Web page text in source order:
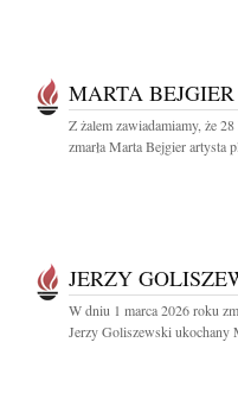
MARTA BEJGIER
Z żalem zawiadamiamy, że
zmarła Marta Bejgier artysta
JERZY
W dniu 1 marca 2026 roku
Jerzy Goliszewski ukochany